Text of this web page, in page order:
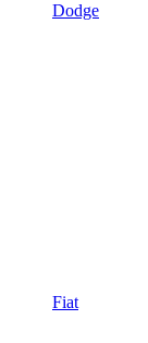
Dodge
Fiat